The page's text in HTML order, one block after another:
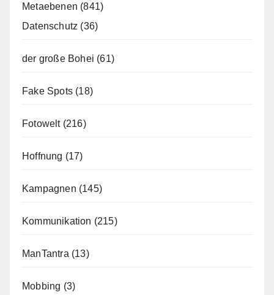
Metaebenen (841)
Datenschutz (36)
der große Bohei (61)
Fake Spots (18)
Fotowelt(216)
Hoffnung (17)
Kampagnen (145)
Kommunikation (215)
ManTantra (13)
Mobbing (3)